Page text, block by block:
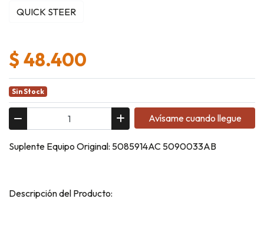
QUICK STEER
$ 48.400
Sin Stock
Avísame cuando llegue
Suplente Equipo Original: 5085914AC 5090033AB
Descripción del Producto: